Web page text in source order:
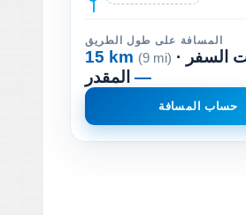
المسافة على طول الطريق
15 km (9 mi) · وقت السفر
—
حساب المسافة